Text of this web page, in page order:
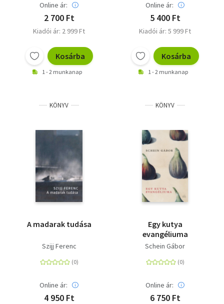
Online ár:
2 700 Ft
Kiadói ár: 2 999 Ft
Kosárba
1 - 2 munkanap
Online ár:
5 400 Ft
Kiadói ár: 5 999 Ft
Kosárba
1 - 2 munkanap
KÖNYV
A madarak tudása
Szijj Ferenc
Online ár:
4 950 Ft
KÖNYV
Egy kutya
evangéliuma
Schein Gábor
Online ár:
6 750 Ft